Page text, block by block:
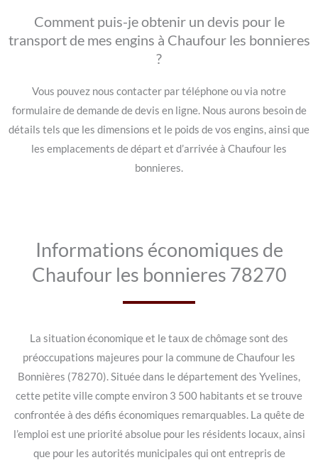
Comment puis-je obtenir un devis pour le
transport de mes engins à Chaufour les bonnieres
?
Vous pouvez nous contacter par téléphone ou via notre
formulaire de demande de devis en ligne. Nous aurons besoin de
détails tels que les dimensions et le poids de vos engins, ainsi que
les emplacements de départ et d’arrivée à Chaufour les
bonnieres.
Informations économiques de
Chaufour les bonnieres 78270
La situation économique et le taux de chômage sont des
préoccupations majeures pour la commune de Chaufour les
Bonnières (78270). Située dans le département des Yvelines,
cette petite ville compte environ 3 500 habitants et se trouve
confrontée à des défis économiques remarquables. La quête de
l’emploi est une priorité absolue pour les résidents locaux, ainsi
que pour les autorités municipales qui ont entrepris de